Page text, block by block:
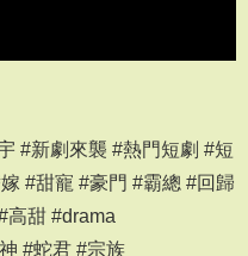
#新劇來襲 #熱門短劇 #短
#甜寵 #豪門 #霸總 #回歸
高甜 #drama
#蛇君 #宗族